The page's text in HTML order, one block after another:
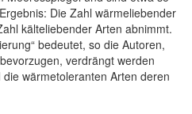
Die Zahl wärmeliebender
kälteliebender Arten abnimmt.
bedeutet, so die Autoren,
verdrängt werden
wärmetoleranten Arten deren